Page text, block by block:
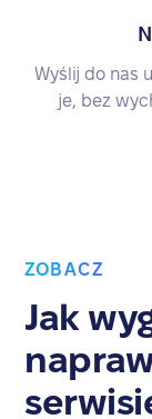
Wyślij do nas
je, bez
ZOBACZ
Jak